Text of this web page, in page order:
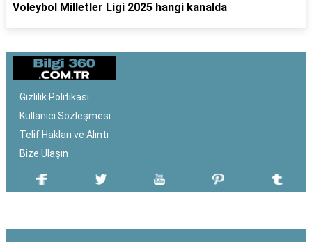
Voleybol Milletler Ligi 2025 hangi kanalda
Gizlilik Politikası
Kullanıcı Sözleşmesi
Telif Hakları ve Alıntı
Bize Ulaşın